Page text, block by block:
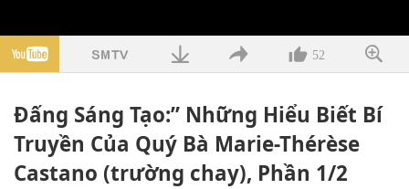
52
Đấng Sáng Tạo:” Những Hiểu Biết Bí
Truyền Của Quý Bà Marie-Thérèse
Castano (trường chay), Phần 1/2